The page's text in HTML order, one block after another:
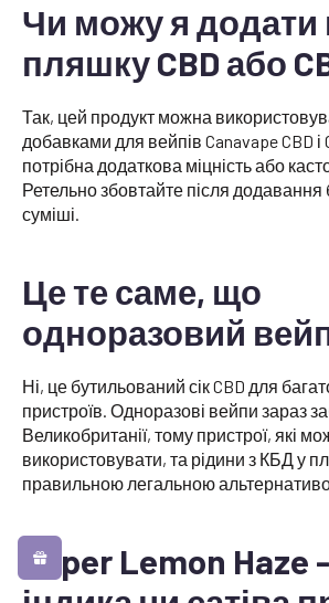
Чи можу я
пляшку CBD або
Так, цей продукт можна
добавками для вейпів Canavape CBD і
потрібна додаткова міцність або
Ретельно збовтайте після додавання
суміші.
Це те саме, що
одноразовий
Ні, це бутильований сік CBD для
пристроїв. Одноразові вейпи зараз
Великобританії, тому пристрої, які
використовувати, та рідини з КБД у
правильною легальною
Super Lemon Haze